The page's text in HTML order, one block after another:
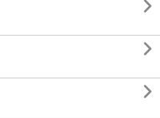


